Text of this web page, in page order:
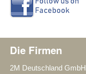
Die Firmen
2M Deutschland GmbH